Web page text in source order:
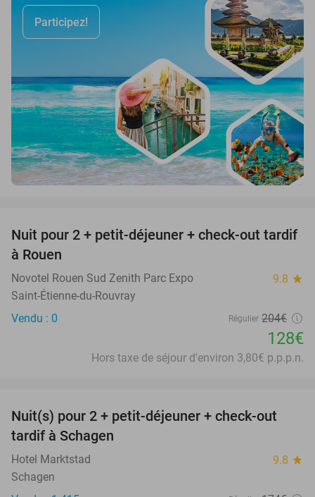
Participez!
37%
Nuit pour 2 + petit-déjeuner + check-out tardif
à Rouen
Novotel Rouen Sud Zenith Parc Expo 9.8 star
Saint-Étienne-du-Rouvray
Vendu : 0
Régulier 204€
128€
Hors taxe de séjour d'environ 3,80€ p.p.p.n.
43%
Nuit(s) pour 2 + petit-déjeuner + check-out
tardif à Schagen
Hotel Marktstad 9.8 star
Schagen